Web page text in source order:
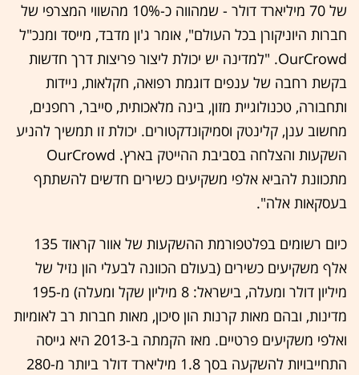
של 70 מיליארד דולר - שמהווה כ-10% מהשווי המצרפי של
חברות היוניקורן בכל העולם", אומר ג'ון מדבד, מייסד ומנכ"ל
OurCrowd. "למדינה יש יכולת ליצור פריצות דרך חדשות
בקשת רחבה של ענפים דוגמת רפואה, חקלאות, ניידות
ותחבורה, טכנולוגיית מזון, בינה מלאכותית, סייבר, רחפנים,
מחשוב ענן, קלינטק וסמיקונדקטורים. יכולת זו תמשיך להניע
השקעות והצלחה בסביבת ההייטק בארץ. OurCrowd
מתכוונת להביא אלפי משקיעים כשירים חדשים להשתתף
בעסקאות אלה".
כיום רשומים בפלטפורמת ההשקעות של אוור קראוד 135
אלף משקיעים כשירים (בעולם הכוונה לבעלי הון נזיל של
מיליון דולר ומעלה, בישראל: 8 מיליון שקל ומעלה) מ-195
מדינות, ובהם מאות קרנות הון סיכון, מאות חברות רב לאומיות
ואלפי משקיעים פרטיים. מאז הקמתה ב-2013 היא גייסה
התחייבויות להשקעה בסך 1.8 מיליארד דולר ביותר מ-280